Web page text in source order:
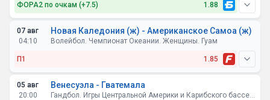
ФОРА2 по очкам (+7.5) 1.88
07 авг
04:10
Новая Каледония (ж) - Американское Самоа (ж)
Волейбол. Чемпионат Океании. Женщины. Гуам
П1 1.85
05 авг
20:00
Венесуэла - Гватемала
Гандбол. Игры Центральной Америки и Карибского бассейна. Доминиканская республика. За 5-8 места